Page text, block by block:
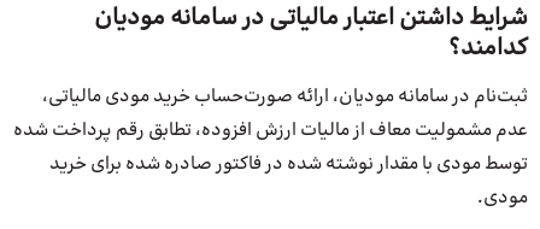
شرایط داشتن اعتبار مالیاتی در سامانه مودیان
کدامند؟
ثبت‌نام در سامانه مودیان، ارائه صورت‌حساب خرید مودی مالیاتی،
عدم مشمولیت معاف از مالیات ارزش افزوده، تطابق رقم پرداخت شده
توسط مودی با مقدار نوشته شده در فاکتور صادره شده برای خرید
مودی.